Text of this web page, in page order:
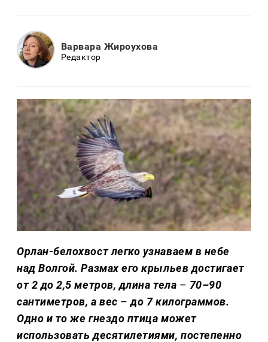
Варвара Жироухова
Редактор
Орлан-белохвост легко узнаваем в небе
над Волгой. Размах его крыльев достигает
от 2 до 2,5 метров, длина тела – 70–90
сантиметров, а вес – до 7 килограммов.
Одно и то же гнездо птица может
использовать десятилетиями, постепенно